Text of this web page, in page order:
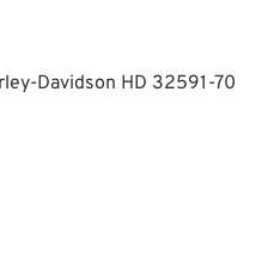
Davidson HD 32591-70